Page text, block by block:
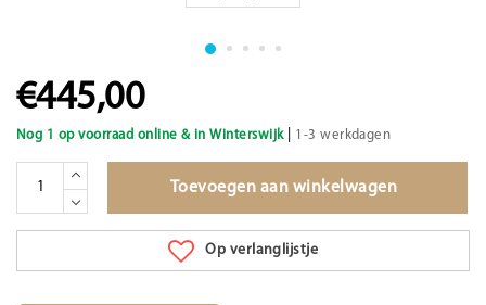
€445,00
Nog 1 op voorraad online & in Winterswijk| 1-3 werkdagen
Toevoegen aan winkelwagen
Op verlanglijstje